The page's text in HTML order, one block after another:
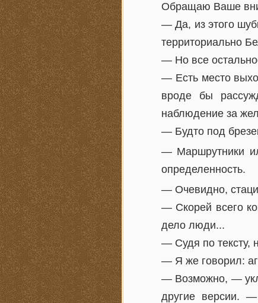
Обращаю Ваше
— Да, из этого
территориально
— Но все
— Есть место
вроде бы
наблюдение за
— Будто под
— Маршрутники
определенность.
— Очевидно,
— Скорей всего
дело люди...
— Судя по тексту,
— Я же говорил:
— Возможно, —
другие версии.